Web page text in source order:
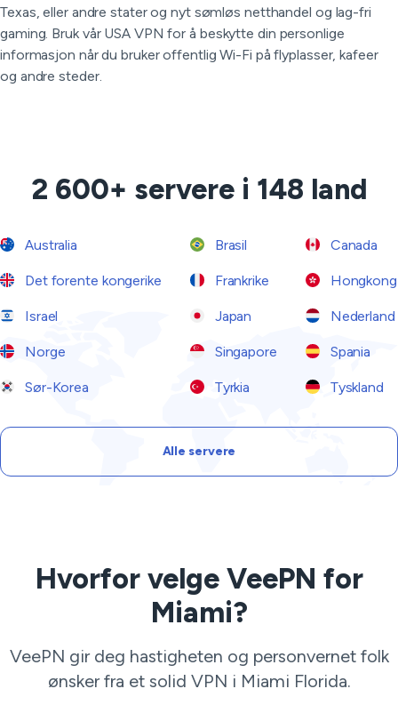
Texas, eller andre stater og nyt sømløs netthandel og lag-fri
gaming. Bruk vår USA VPN for å beskytte din personlige
informasjon når du bruker offentlig Wi-Fi på flyplasser, kafeer
og andre steder.
2 600+ servere i 148 land
Australia Brasil Canada
Det forente kongerike Frankrike Hongkong
Israel Japan Nederland
Norge Singapore Spania
Sør-Korea Tyrkia Tyskland
Alle servere
Hvorfor velge VeePN for
Miami?
VeePN gir deg hastigheten og personvernet folk
ønsker fra et solid VPN i Miami Florida.